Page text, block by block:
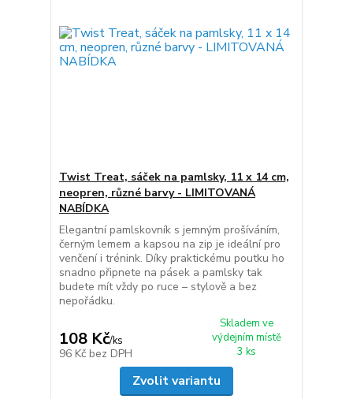
Twist Treat, sáček na pamlsky, 11 x 14 cm,
neopren, různé barvy - LIMITOVANÁ
NABÍDKA
Elegantní pamlskovník s jemným prošíváním,
černým lemem a kapsou na zip je ideální pro
venčení i trénink. Díky praktickému poutku ho
snadno připnete na pásek a pamlsky tak
budete mít vždy po ruce – stylově a bez
nepořádku.
108 Kč/ks
96 Kč bez DPH
Skladem ve
výdejním místě
3 ks
Zvolit variantu